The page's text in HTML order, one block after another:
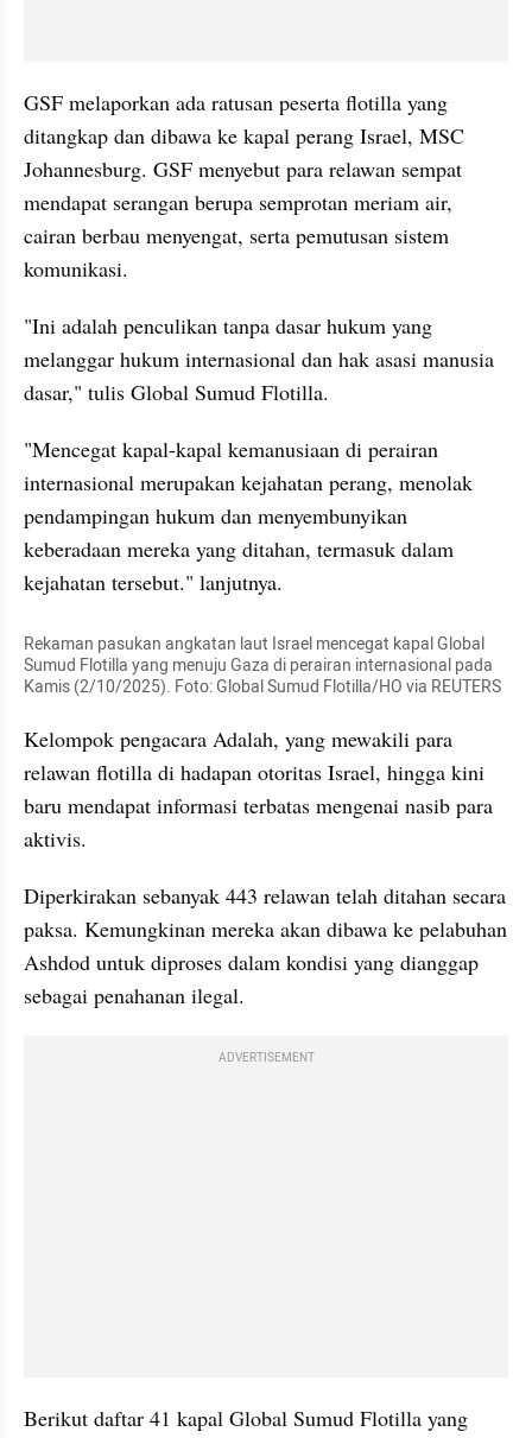
GSF melaporkan ada ratusan peserta flotilla yang
ditangkap dan dibawa ke kapal perang Israel, MSC
Johannesburg. GSF menyebut para relawan sempat
mendapat serangan berupa semprotan meriam air,
cairan berbau menyengat, serta pemutusan sistem
komunikasi.
"Ini adalah penculikan tanpa dasar hukum yang
melanggar hukum internasional dan hak asasi manusia
dasar," tulis Global Sumud Flotilla.
"Mencegat kapal-kapal kemanusiaan di perairan
internasional merupakan kejahatan perang, menolak
pendampingan hukum dan menyembunyikan
keberadaan mereka yang ditahan, termasuk dalam
kejahatan tersebut." lanjutnya.
Rekaman pasukan angkatan laut Israel mencegat kapal Global
Sumud Flotilla yang menuju Gaza di perairan internasional pada
Kamis (2/10/2025). Foto: Global Sumud Flotilla/HO via REUTERS
Kelompok pengacara Adalah, yang mewakili para
relawan flotilla di hadapan otoritas Israel, hingga kini
baru mendapat informasi terbatas mengenai nasib para
aktivis.
Diperkirakan sebanyak 443 relawan telah ditahan secara
paksa. Kemungkinan mereka akan dibawa ke pelabuhan
Ashdod untuk diproses dalam kondisi yang dianggap
sebagai penahanan ilegal.
ADVERTISEMENT
Berikut daftar 41 kapal Global Sumud Flotilla yang